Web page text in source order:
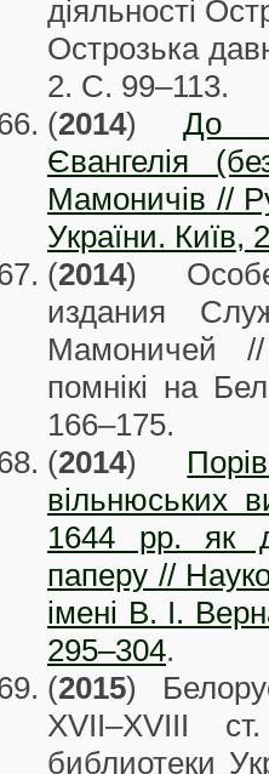
діяльності
Острозька
2. С. 99–113.
(2014) До
Євангелія
Мамоничів //
України.
(2014)
издания
Мамоничей
помнікі на
166–175.
(2014)
вільнюських
1644 рр. як
паперу //
імені В. І.
295–304.
(2015)
ХVІІ–ХVІІІ
библиотеки